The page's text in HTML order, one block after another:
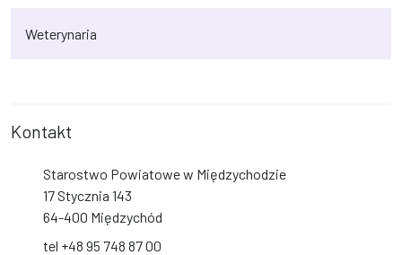
Weterynaria
Kontakt
Starostwo Powiatowe w Międzychodzie
17 Stycznia 143
64-400 Międzychód
tel +48 95 748 87 00